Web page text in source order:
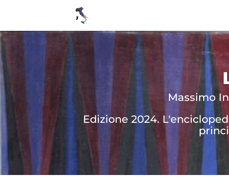
Massimo
Edizione 2024.